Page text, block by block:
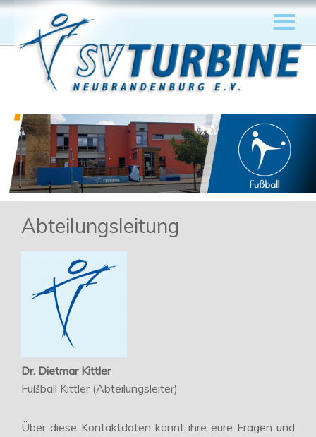
Abteilungsleitung
Dr. Dietmar Kittler
Fußball Kittler (Abteilungsleiter)
Über diese Kontaktdaten könnt ihre eure Fragen und